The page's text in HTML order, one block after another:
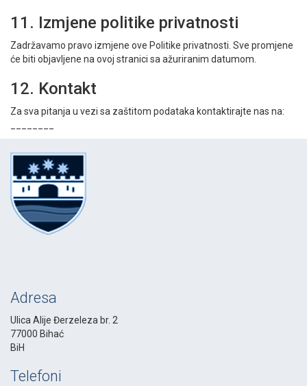
11. Izmjene politike privatnosti
Zadržavamo pravo izmjene ove Politike privatnosti. Sve promjene
će biti objavljene na ovoj stranici sa ažuriranim datumom.
12. Kontakt
Za sva pitanja u vezi sa zaštitom podataka kontaktirajte nas na:
Adresa
Ulica Alije Đerzeleza br. 2
77000 Bihać
BiH
Telefoni